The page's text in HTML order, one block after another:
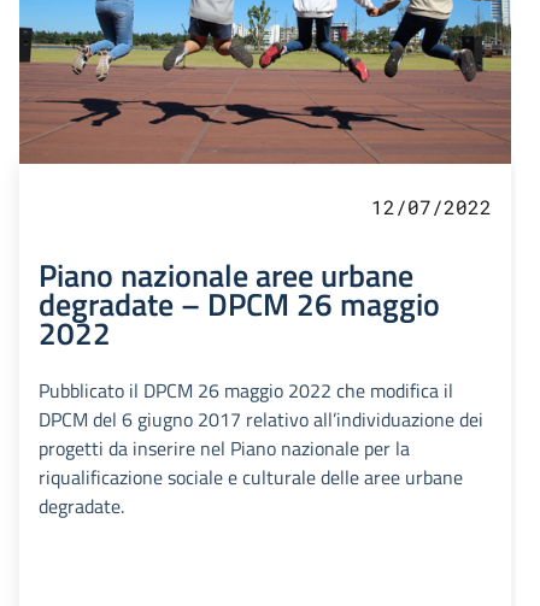
12/07/2022
Piano nazionale aree urbane
degradate – DPCM 26 maggio
2022
Pubblicato il DPCM 26 maggio 2022 che modifica il
DPCM del 6 giugno 2017 relativo all’individuazione dei
progetti da inserire nel Piano nazionale per la
riqualificazione sociale e culturale delle aree urbane
degradate.